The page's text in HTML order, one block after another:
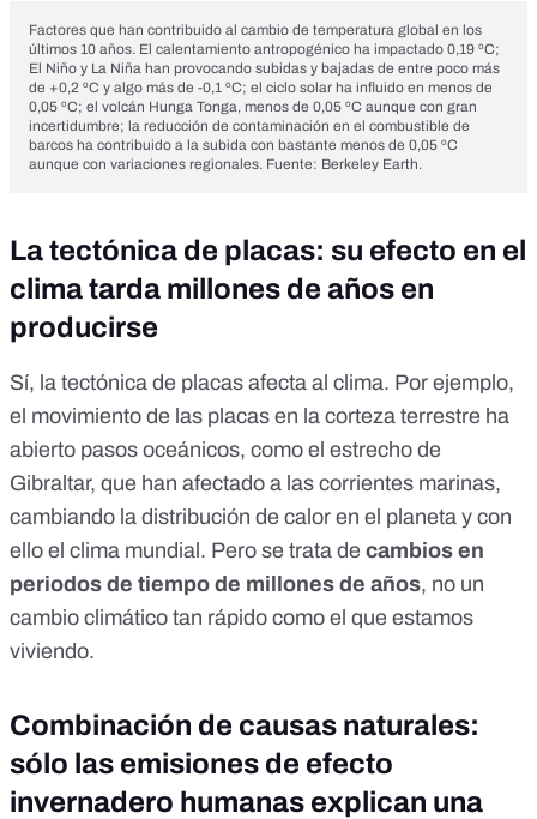
Factores que han contribuido al cambio de temperatura global en los
últimos 10 años. El calentamiento antropogénico ha impactado 0,19 ºC;
El Niño y La Niña han provocando subidas y bajadas de entre poco más
de +0,2 ºC y algo más de -0,1 ºC; el ciclo solar ha influido en menos de
0,05 ºC; el volcán Hunga Tonga, menos de 0,05 ºC aunque con gran
incertidumbre; la reducción de contaminación en el combustible de
barcos ha contribuido a la subida con bastante menos de 0,05 ºC
aunque con variaciones regionales. Fuente: Berkeley Earth.
La tectónica de placas: su efecto en el
clima tarda millones de años en
producirse
Sí, la tectónica de placas afecta al clima. Por ejemplo,
el movimiento de las placas en la corteza terrestre ha
abierto pasos oceánicos, como el estrecho de
Gibraltar, que han afectado a las corrientes marinas,
cambiando la distribución de calor en el planeta y con
ello el clima mundial. Pero se trata de cambios en
periodos de tiempo de millones de años, no un
cambio climático tan rápido como el que estamos
viviendo.
Combinación de causas naturales:
sólo las emisiones de efecto
invernadero humanas explican una